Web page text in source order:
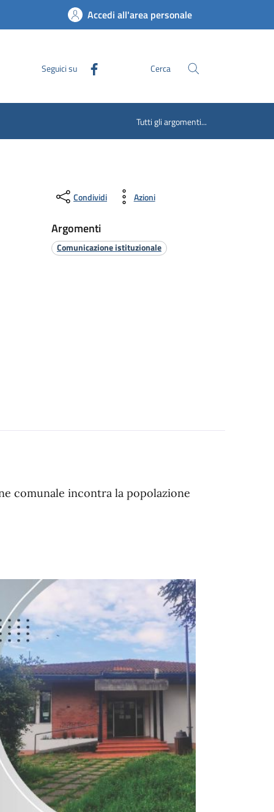
Accedi all'area personale
Seguici su Cerca
Tutti gli argomenti...
Condividi Azioni
Argomenti
Comunicazione istituzionale
comunale incontra la popolazione